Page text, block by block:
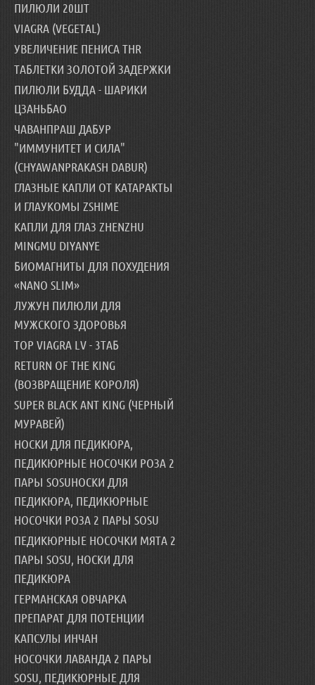
ПИЛЮЛИ 20ШТ
VIAGRA (VEGETAL)
УВЕЛИЧЕНИЕ ПЕНИСА THR
ТАБЛЕТКИ ЗОЛОТОЙ ЗАДЕРЖКИ
ПИЛЮЛИ БУДДА - ШАРИКИ
ЦЗАНЬБАО
ЧАВАНПРАШ ДАБУР
"ИММУНИТЕТ И СИЛА"
(CHYAWANPRAKASH DABUR)
ГЛАЗНЫЕ КАПЛИ ОТ КАТАРАКТЫ
И ГЛАУКОМЫ ZSHIME
КАПЛИ ДЛЯ ГЛАЗ ZHENZHU
MINGMU DIYANYE
БИОМАГНИТЫ ДЛЯ ПОХУДЕНИЯ
«NANO SLIM»
ЛУЖУН ПИЛЮЛИ ДЛЯ
МУЖСКОГО ЗДОРОВЬЯ
TOP VIAGRA LV - 3ТАБ
RETURN OF THE KING
(ВОЗВРАЩЕНИЕ КОРОЛЯ)
SUPER BLACK ANT KING (ЧЕРНЫЙ
МУРАВЕЙ)
НОСКИ ДЛЯ ПЕДИКЮРА,
ПЕДИКЮРНЫЕ НОСОЧКИ РОЗА 2
ПАРЫ SOSUНОСКИ ДЛЯ
ПЕДИКЮРА, ПЕДИКЮРНЫЕ
НОСОЧКИ РОЗА 2 ПАРЫ SOSU
ПЕДИКЮРНЫЕ НОСОЧКИ МЯТА 2
ПАРЫ SOSU, НОСКИ ДЛЯ
ПЕДИКЮРА
ГЕРМАНСКАЯ ОВЧАРКА
ПРЕПАРАТ ДЛЯ ПОТЕНЦИИ
КАПСУЛЫ ИНЧАН
НОСОЧКИ ЛАВАНДА 2 ПАРЫ
SOSU, ПЕДИКЮРНЫЕ ДЛЯ